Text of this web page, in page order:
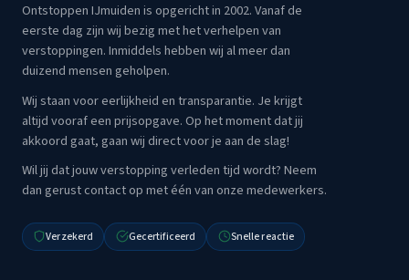
Ontstoppen IJmuiden is opgericht in 2002. Vanaf de
eerste dag zijn wij bezig met het verhelpen van
verstoppingen. Inmiddels hebben wij al meer dan
duizend mensen geholpen.
Wij staan voor eerlijkheid en transparantie. Je krijgt
altijd vooraf een prijsopgave. Op het moment dat jij
akkoord gaat, gaan wij direct voor je aan de slag!
Wil jij dat jouw verstopping verleden tijd wordt? Neem
dan gerust contact op met één van onze medewerkers.
Verzekerd Gecertificeerd Snelle reactie